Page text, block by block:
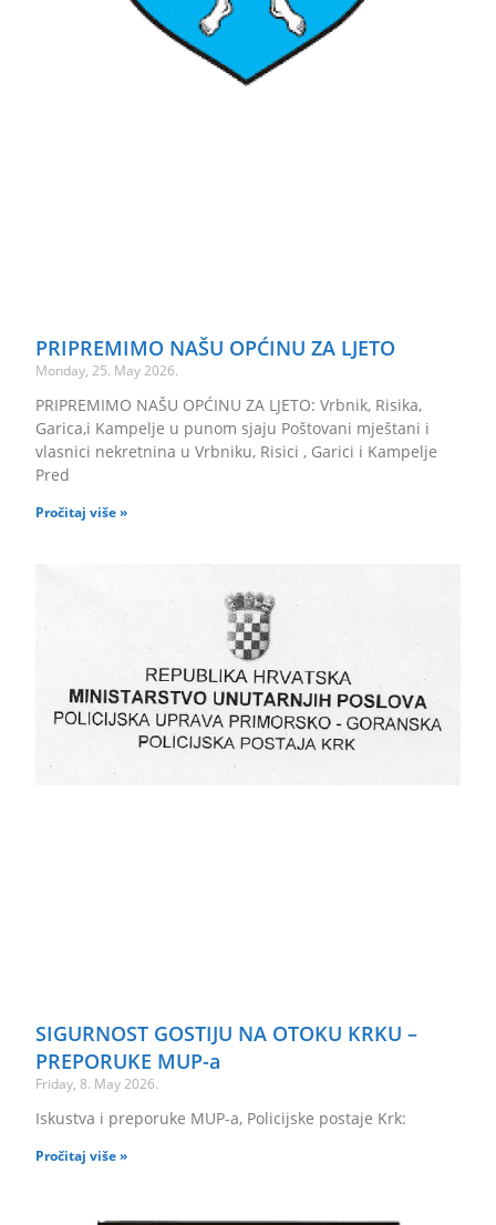
PRIPREMIMO NAŠU OPĆINU ZA LJETO
Monday, 25. May 2026.
PRIPREMIMO NAŠU OPĆINU ZA LJETO: Vrbnik, Risika,
Garica,i Kampelje u punom sjaju Poštovani mještani i
vlasnici nekretnina u Vrbniku, Risici , Garici i Kampelje
Pred
Pročitaj više »
SIGURNOST GOSTIJU NA OTOKU KRKU –
PREPORUKE MUP-a
Friday, 8. May 2026.
Iskustva i preporuke MUP-a, Policijske postaje Krk:
Pročitaj više »